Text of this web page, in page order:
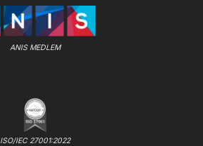
ANIS MEDLEM
ISO/IEC 27001:2022